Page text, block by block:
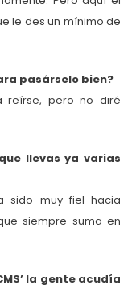
le des un mínimo de
pasárselo bien?
reírse, pero no diré
llevas ya varias
sido muy fiel hacia
siempre suma en
la gente acudía